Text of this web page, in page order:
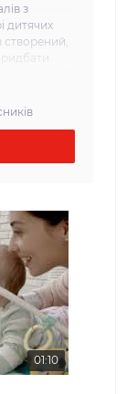
з
дитячих
який
сувору
вибір
Від
і
для
для
Ми
01:10